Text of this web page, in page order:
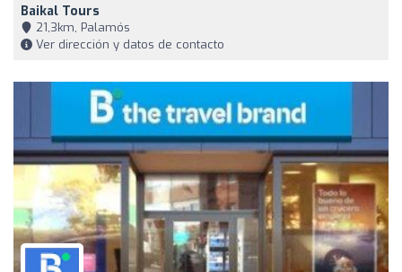
Baikal Tours
21,3km, Palamós
Ver dirección y datos de contacto